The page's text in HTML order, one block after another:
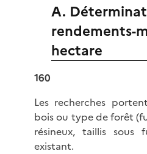
A.
rendements-
hectare
160
Les recherches
bois ou type de forêt
résineux, taillis sous
existant.